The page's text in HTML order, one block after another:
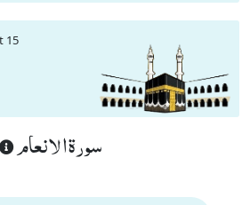
15
سورة الانعام